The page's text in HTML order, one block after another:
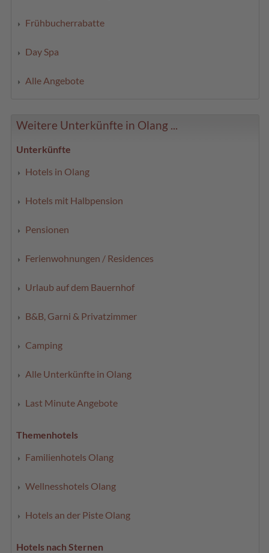
Frühbucherrabatte
Day Spa
Alle Angebote
Weitere Unterkünfte in Olang ...
Unterkünfte
Hotels in Olang
Hotels mit Halbpension
Pensionen
Ferienwohnungen / Residences
Urlaub auf dem Bauernhof
B&B, Garni & Privatzimmer
Camping
Alle Unterkünfte in Olang
Last Minute Angebote
Themenhotels
Familienhotels Olang
Wellnesshotels Olang
Hotels an der Piste Olang
Hotels nach Sternen